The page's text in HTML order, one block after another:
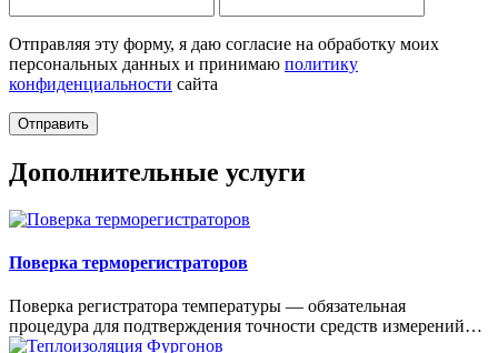
Отправляя эту форму, я даю согласие на обработку моих
персональных данных и принимаю политику
конфиденциальности сайта
Дополнительные услуги
Поверка терморегистраторов
Поверка регистратора температуры — обязательная
процедура для подтверждения точности средств измерений…